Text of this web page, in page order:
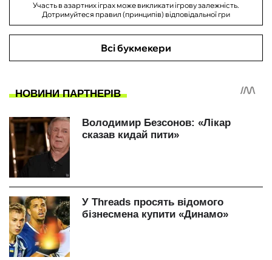
Участь в азартних іграх може викликати ігрову залежність.
Дотримуйтеся правил (принципів) відповідальної гри
Всі букмекери